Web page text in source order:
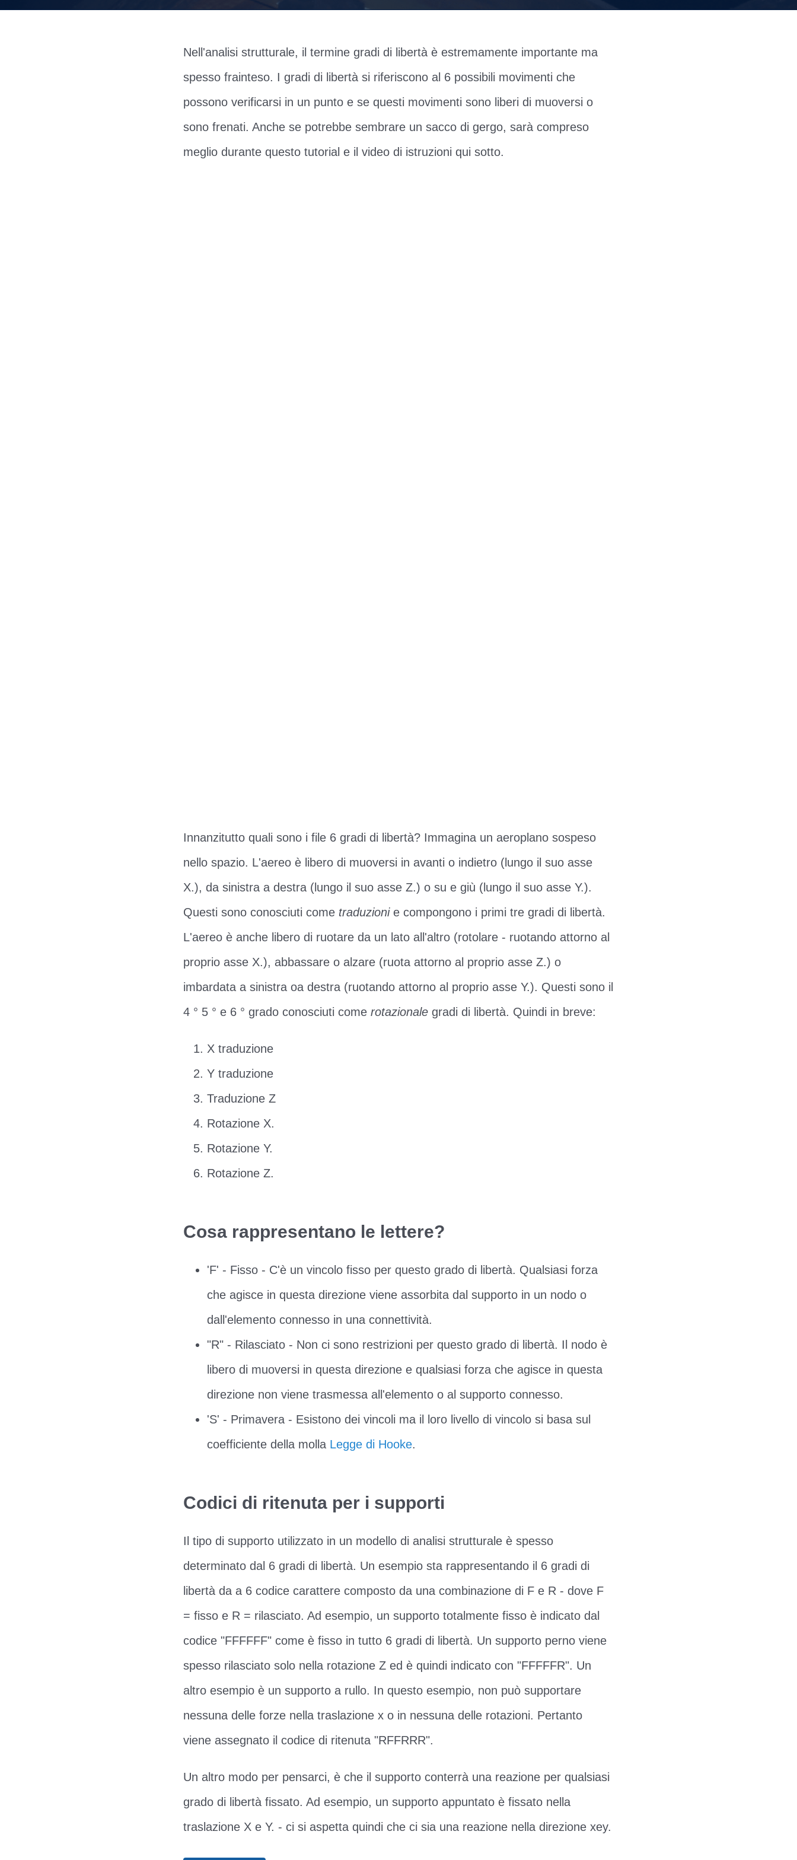
Nell'analisi strutturale, il termine gradi di libertà è estremamente importante ma
spesso frainteso. I gradi di libertà si riferiscono al 6 possibili movimenti che
possono verificarsi in un punto e se questi movimenti sono liberi di muoversi o
sono frenati. Anche se potrebbe sembrare un sacco di gergo, sarà compreso
meglio durante questo tutorial e il video di istruzioni qui sotto.
Innanzitutto quali sono i file 6 gradi di libertà? Immagina un aeroplano sospeso
nello spazio. L'aereo è libero di muoversi in avanti o indietro (lungo il suo asse
X.), da sinistra a destra (lungo il suo asse Z.) o su e giù (lungo il suo asse Y.).
Questi sono conosciuti come traduzionie compongono i primi tre gradi di libertà.
L'aereo è anche libero di ruotare da un lato all'altro (rotolare - ruotando attorno al
proprio asse X.), abbassare o alzare (ruota attorno al proprio asse Z.) o
imbardata a sinistra oa destra (ruotando attorno al proprio asse Y.). Questi sono il
4 ° 5 ° e 6 ° grado conosciuti comerotazionale gradi di libertà. Quindi in breve:
X traduzione
Y traduzione
Traduzione Z
Rotazione X.
Rotazione Y.
Rotazione Z.
Cosa rappresentano le lettere?
'F' - Fisso - C'è un vincolo fisso per questo grado di libertà. Qualsiasi forza
che agisce in questa direzione viene assorbita dal supporto in un nodo o
dall'elemento connesso in una connettività.
"R" - Rilasciato - Non ci sono restrizioni per questo grado di libertà. Il nodo è
libero di muoversi in questa direzione e qualsiasi forza che agisce in questa
direzione non viene trasmessa all'elemento o al supporto connesso.
'S' - Primavera - Esistono dei vincoli ma il loro livello di vincolo si basa sul
coefficiente della molla Legge di Hooke.
Codici di ritenuta per i supporti
Il tipo di supporto utilizzato in un modello di analisi strutturale è spesso
determinato dal 6 gradi di libertà. Un esempio sta rappresentando il 6 gradi di
libertà da a 6 codice carattere composto da una combinazione di F e R - dove F
= fisso e R = rilasciato. Ad esempio, un supporto totalmente fisso è indicato dal
codice "FFFFFF" come è fisso in tutto 6 gradi di libertà. Un supporto perno viene
spesso rilasciato solo nella rotazione Z ed è quindi indicato con "FFFFFR". Un
altro esempio è un supporto a rullo. In questo esempio, non può supportare
nessuna delle forze nella traslazione x o in nessuna delle rotazioni. Pertanto
viene assegnato il codice di ritenuta "RFFRRR".
Un altro modo per pensarci, è che il supporto conterrà una reazione per qualsiasi
grado di libertà fissato. Ad esempio, un supporto appuntato è fissato nella
traslazione X e Y. - ci si aspetta quindi che ci sia una reazione nella direzione xey.